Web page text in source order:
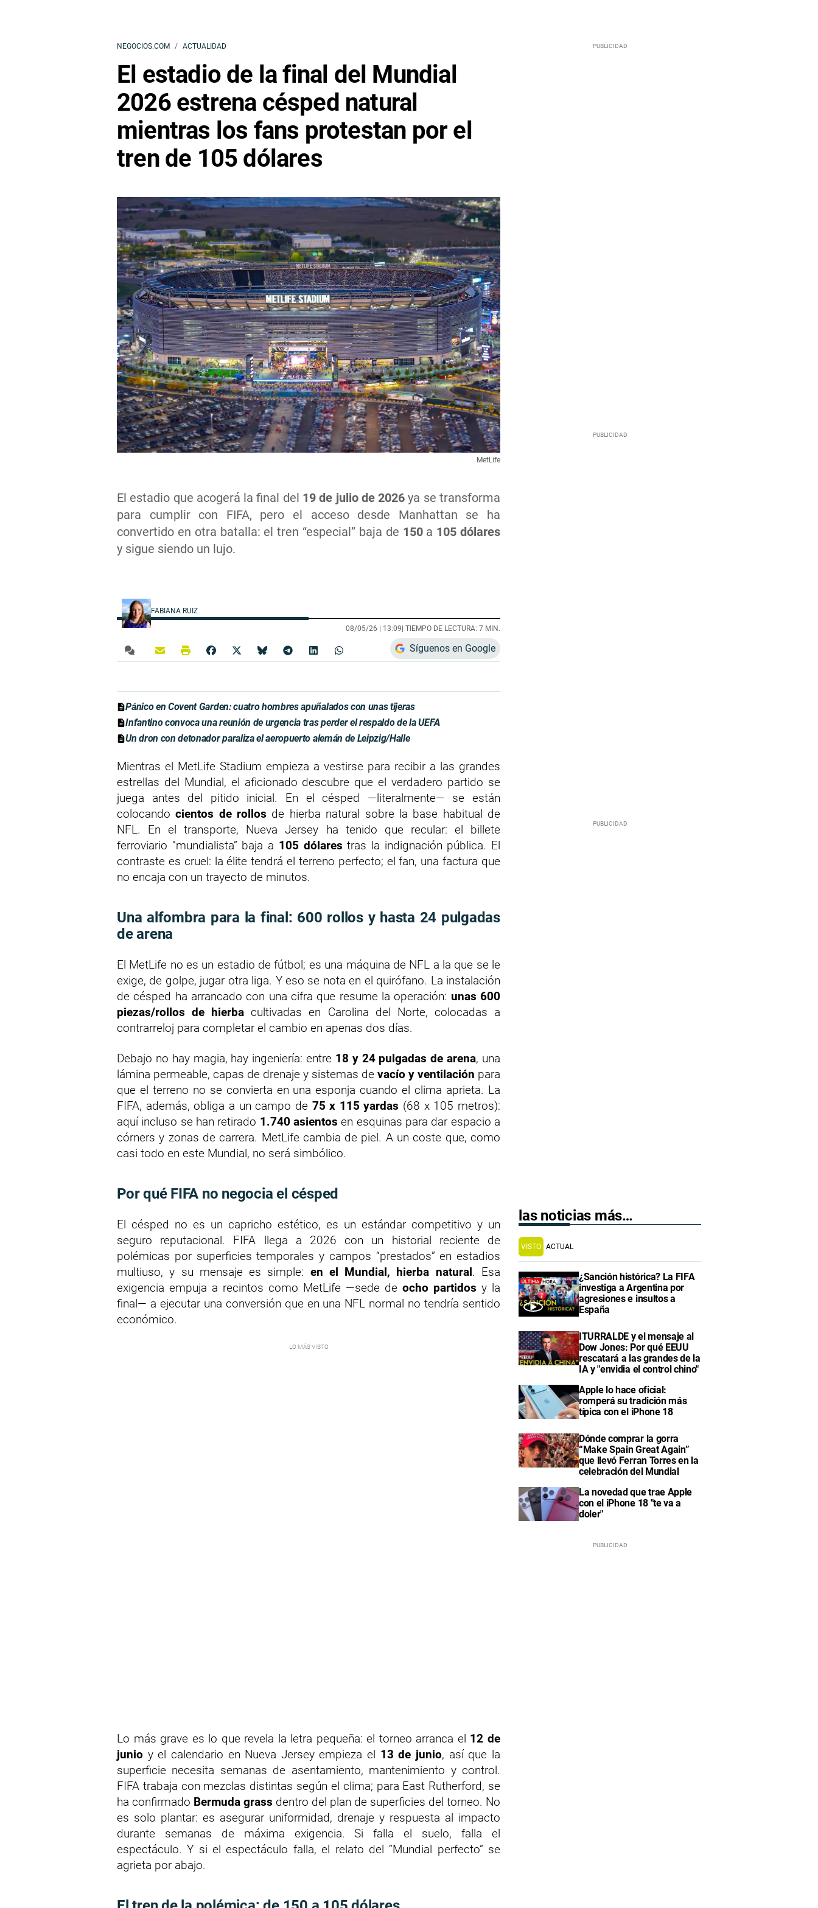
NEGOCIOS.COM ACTUALIDAD
El estadio de la final del Mundial
2026 estrena césped natural
mientras los fans protestan por el
tren de 105 dólares
El estadio que acogerá la final del 19 de julio de 2026 ya se transforma
para cumplir con FIFA, pero el acceso desde Manhattan se ha
convertido en otra batalla: el tren “especial” baja de 150a 105 dólares
y sigue siendo un lujo.
MetLife
FABIANA RUIZ
08/05/26 | 13:09 | TIEMPO DE LECTURA: 7 MIN.
Síguenos en Google
Pánico en Covent Garden: cuatro hombres apuñalados con unas tijeras
Infantino convoca una reunión de urgencia tras perder el respaldo de la UEFA
Un dron con detonador paraliza el aeropuerto alemán de Leipzig/Halle
Mientras el MetLife Stadium empieza a vestirse para recibir a las grandes
estrellas del Mundial, el aficionado descubre que el verdadero partido se
juega antes del pitido inicial. En el césped —literalmente— se están
colocandocientos de rollos de hierba natural sobre la base habitual de
NFL. En el transporte, Nueva Jersey ha tenido que recular: el billete
ferroviario “mundialista” baja a 105 dólares tras la indignación pública. El
contraste es cruel: la élite tendrá el terreno perfecto; el fan, una factura que
no encaja con un trayecto de minutos.
Una alfombra para la final: 600 rollos y hasta 24 pulgadas
de arena
El MetLife no es un estadio de fútbol; es una máquina de NFL a la que se le
exige, de golpe, jugar otra liga. Y eso se nota en el quirófano. La instalación
de césped ha arrancado con una cifra que resume la operación: unas 600
piezas/rollos de hierba cultivadas en Carolina del Norte, colocadas a
contrarreloj para completar el cambio en apenas dos días.
Debajo no hay magia, hay ingeniería: entre 18 y 24 pulgadas de arena, una
lámina permeable, capas de drenaje y sistemas de vacío y ventilación para
que el terreno no se convierta en una esponja cuando el clima aprieta. La
FIFA, además, obliga a un campo de 75 x 115 yardas (68 x 105 metros):
aquí incluso se han retirado 1.740 asientos en esquinas para dar espacio a
córners y zonas de carrera. MetLife cambia de piel. A un coste que, como
casi todo en este Mundial, no será simbólico.
Por qué FIFA no negocia el césped
El césped no es un capricho estético, es un estándar competitivo y un
seguro reputacional. FIFA llega a 2026 con un historial reciente de
polémicas por superficies temporales y campos “prestados” en estadios
multiuso, y su mensaje es simple: en el Mundial, hierba natural. Esa
exigencia empuja a recintos como MetLife —sede de ocho partidos y la
final— a ejecutar una conversión que en una NFL normal no tendría sentido
económico.
Lo más grave es lo que revela la letra pequeña: el torneo arranca el 12 de
junio y el calendario en Nueva Jersey empieza el 13 de junio, así que la
superficie necesita semanas de asentamiento, mantenimiento y control.
FIFA trabaja con mezclas distintas según el clima; para East Rutherford, se
ha confirmado Bermuda grass dentro del plan de superficies del torneo. No
es solo plantar: es asegurar uniformidad, drenaje y respuesta al impacto
durante semanas de máxima exigencia. Si falla el suelo, falla el
espectáculo. Y si el espectáculo falla, el relato del “Mundial perfecto” se
agrieta por abajo.
las noticias más…
VISTO ACTUAL
¿Sanción histórica? La FIFA
investiga a Argentina por
agresiones e insultos a
España
ITURRALDE y el mensaje al
Dow Jones: Por qué EEUU
rescatará a las grandes de la
IA y "envidia el control chino"
Apple lo hace oficial:
romperá su tradición más
típica con el iPhone 18
Dónde comprar la gorra
“Make Spain Great Again”
que llevó Ferran Torres en la
celebración del Mundial
La novedad que trae Apple
con el iPhone 18 "te va a
doler"